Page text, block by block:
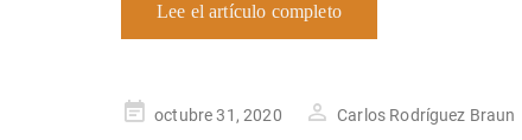
Lee el artículo completo
Publicado
octubre 31, 2020 Carlos Rodríguez Braun